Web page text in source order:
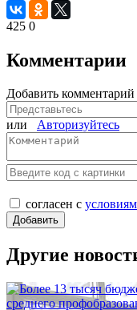
425 0
Комментарии
Добавить комментарий
или Авторизуйтесь
согласен с
Другие